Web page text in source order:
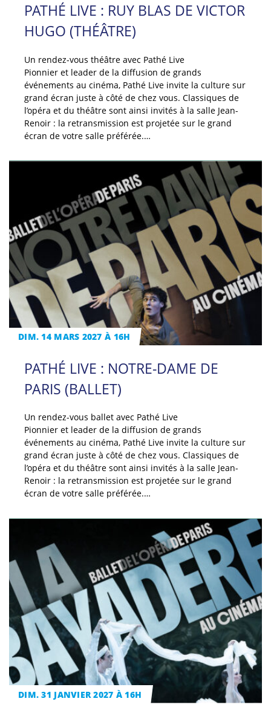
PATHÉ LIVE : RUY BLAS DE VICTOR
HUGO (THÉÂTRE)
Un rendez-vous théâtre avec Pathé Live
Pionnier et leader de la diffusion de grands
événements au cinéma, Pathé Live invite la culture sur
grand écran juste à côté de chez vous. Classiques de
l’opéra et du théâtre sont ainsi invités à la salle Jean-
Renoir : la retransmission est projetée sur le grand
écran de votre salle préférée.…
DIM. 14 MARS 2027 À 16H
PATHÉ LIVE : NOTRE-DAME DE
PARIS (BALLET)
Un rendez-vous ballet avec Pathé Live
Pionnier et leader de la diffusion de grands
événements au cinéma, Pathé Live invite la culture sur
grand écran juste à côté de chez vous. Classiques de
l’opéra et du théâtre sont ainsi invités à la salle Jean-
Renoir : la retransmission est projetée sur le grand
écran de votre salle préférée.…
DIM. 31 JANVIER 2027 À 16H